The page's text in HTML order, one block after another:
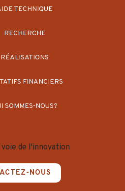
TECHNIQUE
RECHERCHE
RÉALISATIONS
FINANCIERS
SOMMES-NOUS?
NOUS